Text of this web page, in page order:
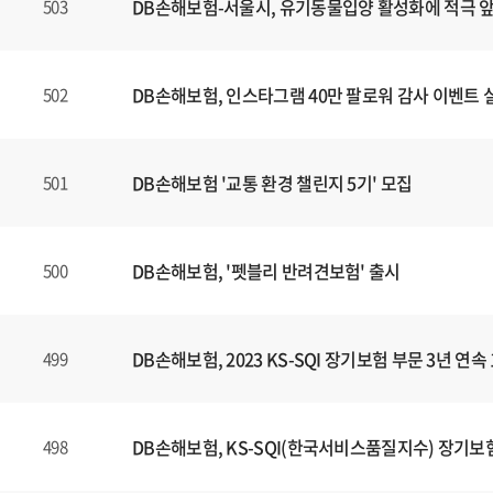
503 DB손해보험-서울시, 유기동물입양 활성화에 적극
502 DB손해보험, 인스타그램 40만 팔로워 감사 이벤트
501 DB손해보험 '교통 환경 챌린지 5기' 모집
500 DB손해보험, '펫블리 반려견보험' 출시
499 DB손해보험, 2023 KS-SQI 장기보험 부문 3년 연속
498 DB손해보험, KS-SQI(한국서비스품질지수) 장기보